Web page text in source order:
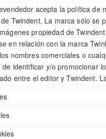
acepta la política de
Twindent. La marca sólo se
propiedad de
en relación con la marca
nombres comerciales o
identificar y/o promocionar
entre el editor y Twindent.